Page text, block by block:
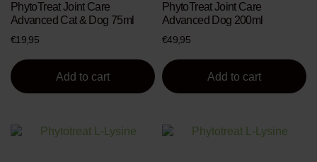
PhytoTreat Joint Care
Advanced Cat & Dog 75ml
€19,95
Add to cart
PhytoTreat Joint Care
Advanced Dog 200ml
€49,95
Add to cart